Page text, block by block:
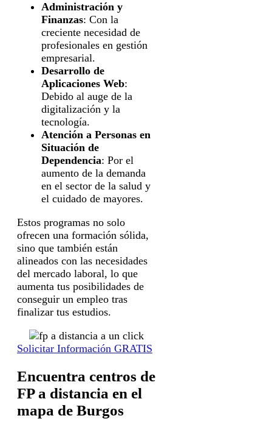
Administración y
Finanzas: Con la
creciente necesidad de
profesionales en gestión
empresarial.
Desarrollo de
Aplicaciones Web:
Debido al auge de la
digitalización y la
tecnología.
Atención a Personas en
Situación de
Dependencia: Por el
aumento de la demanda
en el sector de la salud y
el cuidado de mayores.
Estos programas no solo
ofrecen una formación sólida,
sino que también están
alineados con las necesidades
del mercado laboral, lo que
aumenta tus posibilidades de
conseguir un empleo tras
finalizar tus estudios.
Solicitar Información GRATIS
Encuentra centros de
FP a distancia en el
mapa de Burgos